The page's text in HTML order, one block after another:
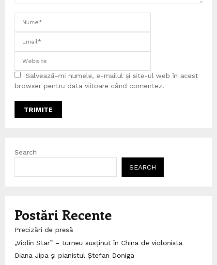
Salvează-mi numele, e-mailul și site-ul web în acest
browser pentru data viitoare când comentez.
Search
SEARCH
Postări Recente
Precizări de presă
„Violin Star” – turneu susținut în China de violonista
Diana Jipa și pianistul Ștefan Doniga